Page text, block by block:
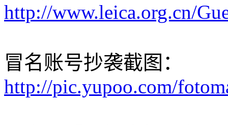
http://www.leica.org.cn/
冒名账号抄袭截图：
http://pic.yupoo.com/